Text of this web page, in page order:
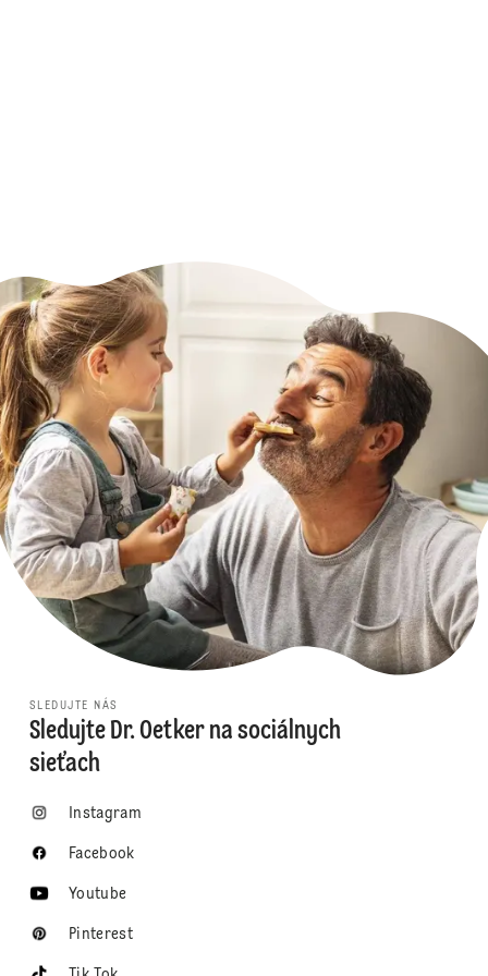
SLEDUJTE NÁS
Sledujte Dr. Oetker na sociálnych
sieťach
Instagram
Facebook
Youtube
Pinterest